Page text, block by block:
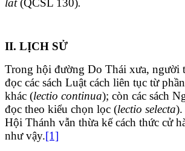
lát(QCSL 130).
II. LỊCH SỬ
Trong hội đường Do Thái xưa, người
đọc các sách Luật cách liên tục từ
khác (lectio continua); còn các sách
đọc theo kiểu chọn lọc (lectio selecta).
Hội Thánh vẫn thừa kế cách thức cử
như vậy.[1]